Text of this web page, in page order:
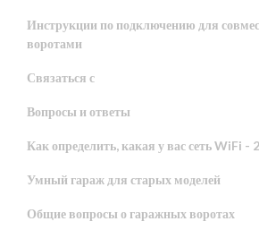
Инструкции по подключению для
воротами
Связаться с
Вопросы и ответы
Как определить, какая у вас сеть WiFi
Умный гараж для старых моделей
Общие вопросы о гаражных воротах